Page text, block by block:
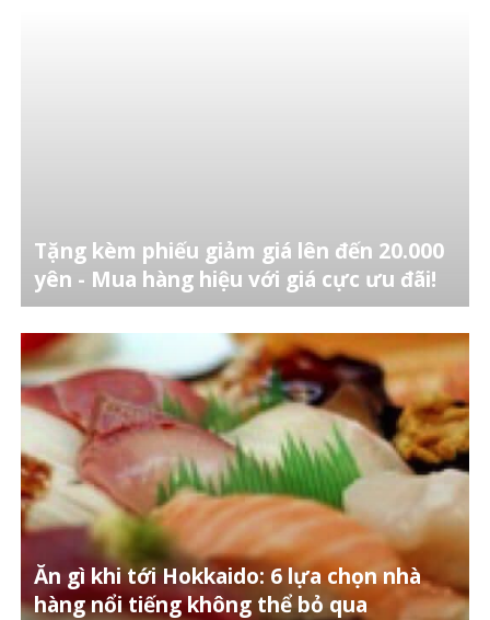
Tặng kèm phiếu giảm giá lên đến 20.000
yên - Mua hàng hiệu với giá cực ưu đãi!
Ăn gì khi tới Hokkaido: 6 lựa chọn nhà
hàng nổi tiếng không thể bỏ qua